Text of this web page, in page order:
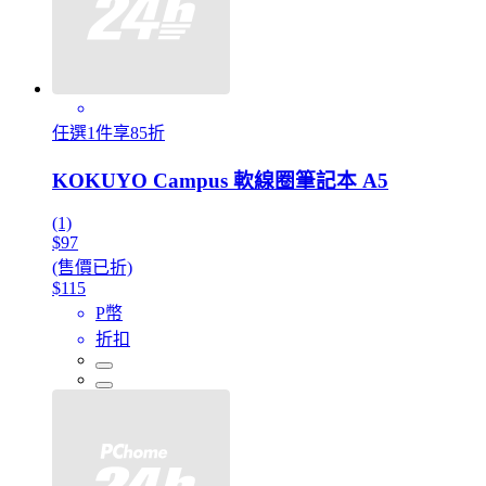
任選1件享85折
KOKUYO Campus 軟線圈筆記本 A5
(1)
$97
(售價已折)
$115
P幣
折扣